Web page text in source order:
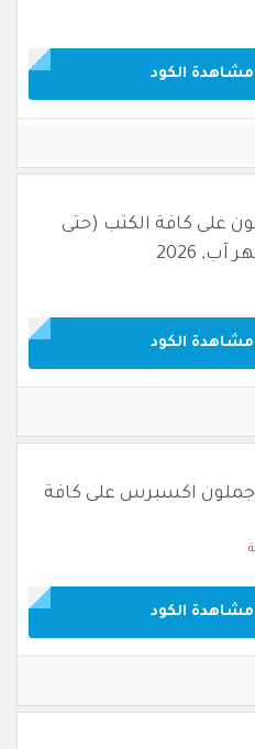
مشاهدة الكود
على كافة الكتب (حتى
2026
مشاهدة الكود
جملون اكسبرس على كافة
مشاهدة الكود